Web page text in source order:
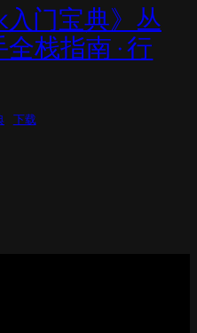
入门宝典》丛
栈指南 · 行
下载